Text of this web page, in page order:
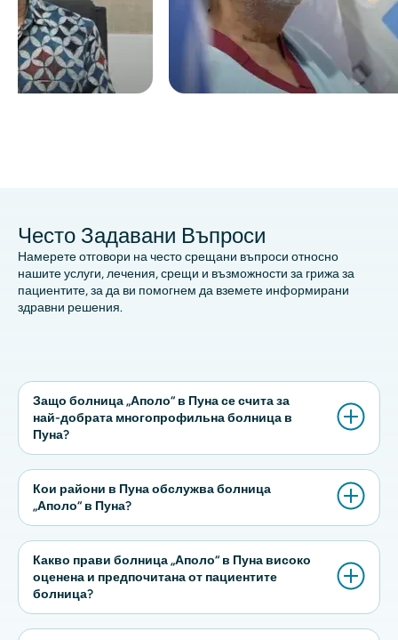
Често Задавани Въпроси
Намерете отговори на често срещани въпроси относно
нашите услуги, лечения, срещи и възможности за грижа за
пациентите, за да ви помогнем да вземете информирани
здравни решения.
Защо болница „Аполо“ в Пуна се счита за
най-добрата многопрофильна болница в
Пуна?
Кои райони в Пуна обслужва болница
„Аполо“ в Пуна?
Какво прави болница „Аполо“ в Пуна високо
оценена и предпочитана от пациентите
болница?